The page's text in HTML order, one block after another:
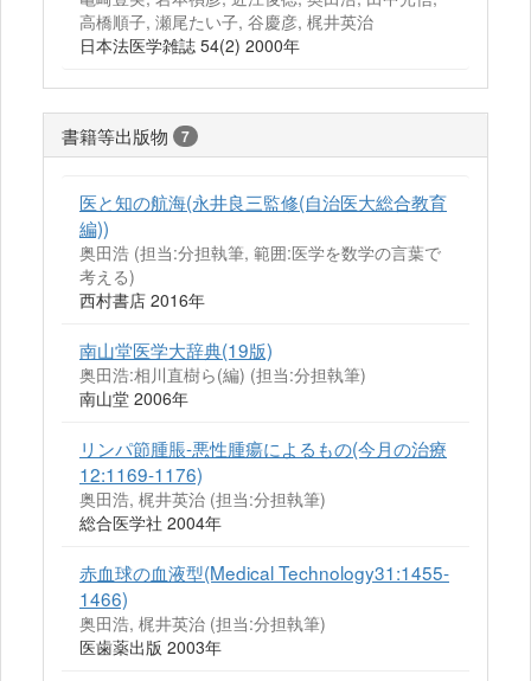
高橋順子, 瀬尾たい子, 谷慶彦, 梶井英治
日本法医学雑誌 54(2) 2000年
書籍等出版物 7
医と知の航海(永井良三監修(自治医大総合教育
編))
奥田浩 (担当:分担執筆, 範囲:医学を数学の言葉で
考える)
西村書店 2016年
南山堂医学大辞典(19版)
奥田浩:相川直樹ら(編) (担当:分担執筆)
南山堂 2006年
リンパ節腫脹-悪性腫瘍によるもの(今月の治療
12:1169-1176)
奥田浩, 梶井英治 (担当:分担執筆)
総合医学社 2004年
赤血球の血液型(Medical Technology31:1455-
1466)
奥田浩, 梶井英治 (担当:分担執筆)
医歯薬出版 2003年